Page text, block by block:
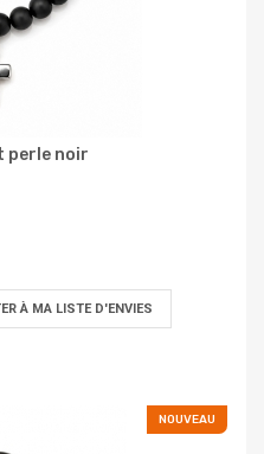
perle noir
À MA LISTE D'ENVIES
NOUVEAU